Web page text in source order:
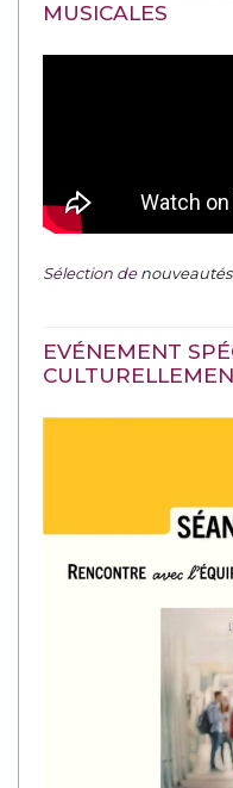
MUSICALES
Sélection de
EVÉNEMENT